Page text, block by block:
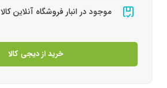
موجود در انبار فروشگاه آنلاین کالا
خرید از دیجی کالا